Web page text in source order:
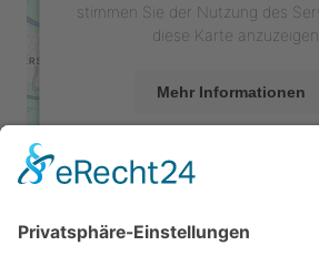
stimmen Sie der Nutzung des
diese Karte anzuzeigen.
Mehr Informationen